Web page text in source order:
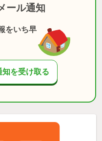
ール通知
をいち早
知を受け取る